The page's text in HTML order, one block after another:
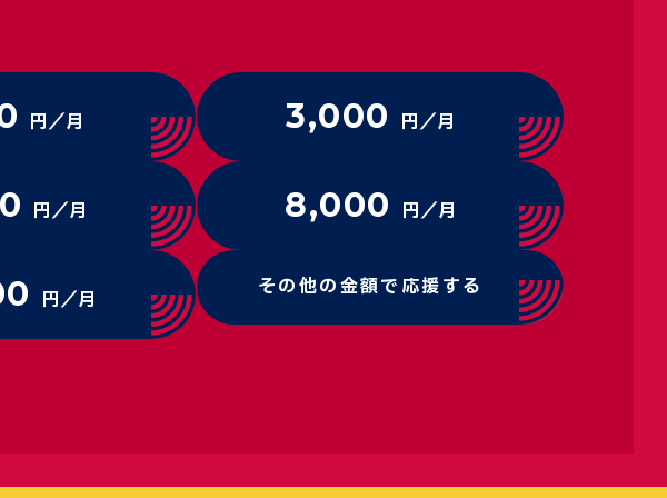
円／月 3,000 円／月
円／月 8,000 円／月
円／月 その他の金額で応援する